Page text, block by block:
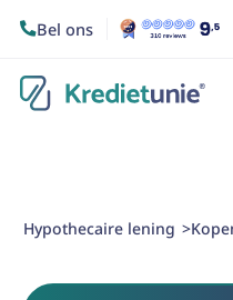
Bel ons
Hypothecaire lening >